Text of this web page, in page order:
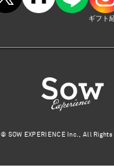
ギフト
©︎ SOW EXPERIENCE Inc., All Rights